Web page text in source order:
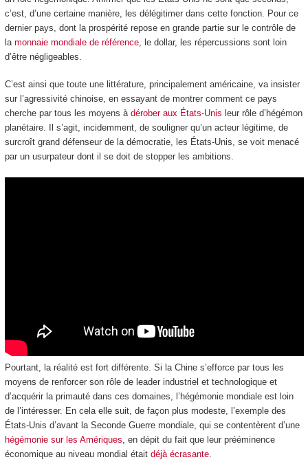
c’est, d’une certaine manière, les délégitimer dans cette fonction. Pour ce
dernier pays, dont la prospérité repose en grande partie sur le contrôle de
la monnaie mondiale de référence, le dollar, les répercussions sont loin
d’être négligeables.
C’est ainsi que toute une littérature, principalement américaine, va insister
sur l’agressivité chinoise, en essayant de montrer comment ce pays
cherche par tous les moyens à dérober aux États-Unis leur rôle d’hégémon
planétaire. Il s’agit, incidemment, de souligner qu’un acteur légitime, de
surcroît grand défenseur de la démocratie, les États-Unis, se voit menacé
par un usurpateur dont il se doit de stopper les ambitions.
Pourtant, la réalité est fort différente. Si la Chine s’efforce par tous les
moyens de renforcer son rôle de leader industriel et technologique et
d’acquérir la primauté dans ces domaines, l’hégémonie mondiale est loin
de l’intéresser. En cela elle suit, de façon plus modeste, l’exemple des
États-Unis d’avant la Seconde Guerre mondiale, qui se contentèrent d’une
hégémonie sur les Amériques , en dépit du fait que leur prééminence
économique au niveau mondial était déjà écrasante.